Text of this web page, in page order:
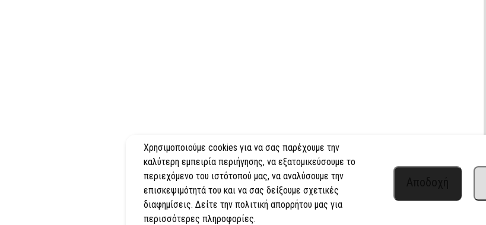
Χρησιμοποιούμε cookies για να σας παρέχουμε την
καλύτερη εμπειρία περιήγησης, να εξατομικεύσουμε το
περιεχόμενο του ιστότοπού μας, να αναλύσουμε την
επισκεψιμότητά του και να σας δείξουμε σχετικές
διαφημίσεις. Δείτε την πολιτική απορρήτου μας για
περισσότερες πληροφορίες.